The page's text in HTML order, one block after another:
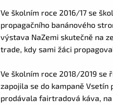
Ve školním roce 2016/17 se
propagačního banánového
výstava NaZemi skutečně na
trade, kdy sami žáci
Ve školním roce 2018/2019
zapojila se do kampaně Vsetín
prodávala fairtradová káva,